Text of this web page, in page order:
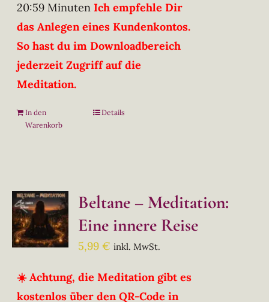
20:59 Minuten Ich empfehle Dir
das Anlegen eines Kundenkontos.
So hast du im Downloadbereich
jederzeit Zugriff auf die
Meditation.
In den
Warenkorb
Details
Beltane – Meditation:
Eine innere Reise
5,99€ inkl. MwSt.
☀️ Achtung, die Meditation gibt es
kostenlos über den QR-Code in